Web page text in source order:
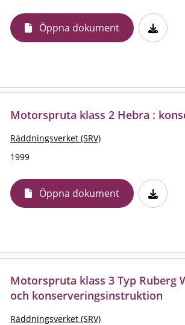
Öppna dokument
Motorspruta klass 2 Hebra :
Räddningsverket (SRV)
1999
Öppna dokument
Motorspruta klass 3 Typ Ruberg
och konserveringsinstruktion
Räddningsverket (SRV)